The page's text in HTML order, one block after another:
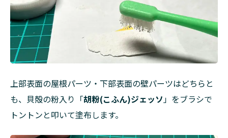
ん
の
プ
ロ
フ
ィ
ル
上部表面の屋根パーツ・下部表面の壁パーツはどちらと
も、貝殻の粉入り「胡粉(こふん)ジェッソ」をブラシで
トントンと叩いて塗布します。